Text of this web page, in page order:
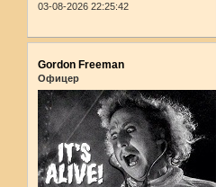
03-08-2026 22:25:42
Gordon Freeman
Офицер